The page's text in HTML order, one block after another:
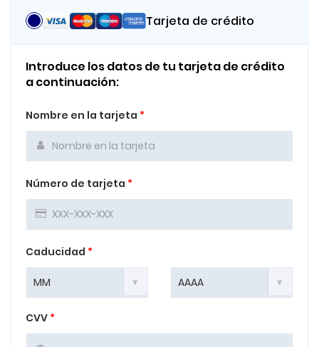
Tarjeta de crédito
Introduce los datos de tu tarjeta de crédito
a continuación:
Nombre en la tarjeta *
Número de tarjeta *
Caducidad *
CVV *